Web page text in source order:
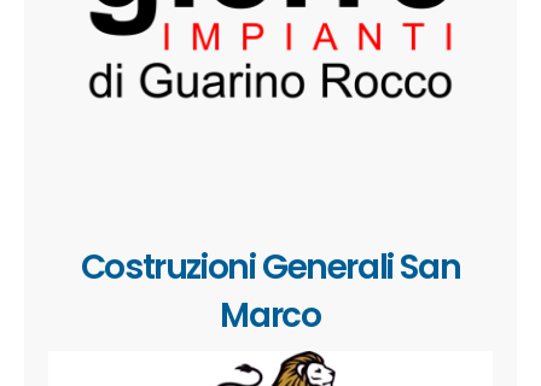
Costruzioni Generali San
Marco